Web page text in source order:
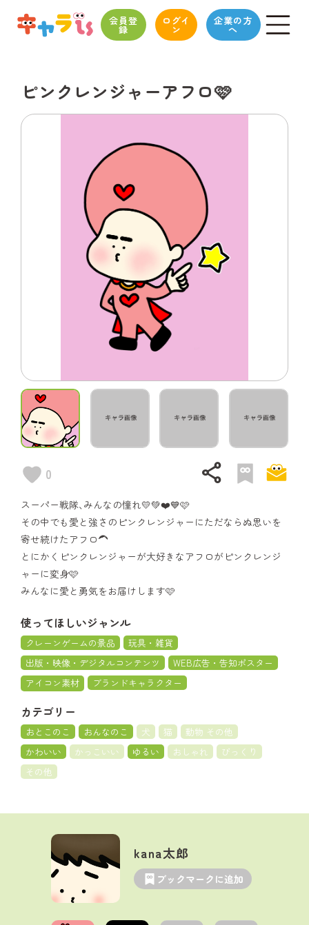
会員登
録
ログイ
ン
企業の方
へ
ピンクレンジャーアフロ🩷
0 share
スーパー戦隊､みんなの憧れ💛💚❤️💙🩷
その中でも愛と強さのピンクレンジャーにただならぬ思いを
寄せ続けたアフロ🦱
とにかくピンクレンジャーが大好きなアフロがピンクレンジ
ャーに変身🩷
みんなに愛と勇気をお届けします🩷
使ってほしいジャンル
クレーンゲームの景品
玩具・雑貨
出版・映像・デジタルコンテンツ
WEB広告・告知ポスター
アイコン素材
ブランドキャラクター
カテゴリー
おとこのこ おんなのこ 犬 猫
動物 その他
かわいい
かっこいい ゆるい おしゃれ
びっくり
その他
kana太郎
ブックマークに追加